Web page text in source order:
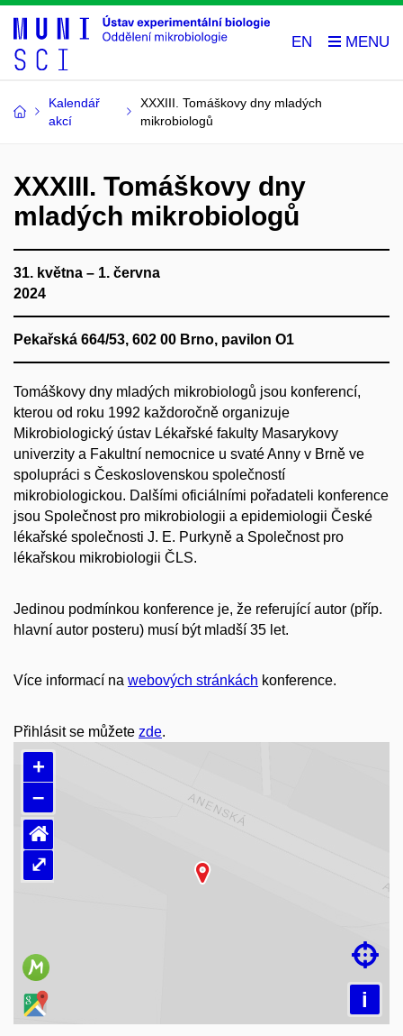
EN
Kalendář
akcí
XXXIII. Tomáškovy dny mladých
mikrobiologů
XXXIII. Tomáškovy dny
mladých mikrobiologů
31. května – 1. června
2024
Pekařská 664/53, 602 00 Brno, pavilon O1
Tomáškovy dny mladých mikrobiologů jsou konferencí,
kterou od roku 1992 každoročně organizuje
Mikrobiologický ústav Lékařské fakulty Masarykovy
univerzity a Fakultní nemocnice u svaté Anny v Brně ve
spolupráci s Československou společností
mikrobiologickou. Dalšími oficiálními pořadateli konference
jsou Společnost pro mikrobiologii a epidemiologii České
lékařské společnosti J. E. Purkyně a Společnost pro
lékařskou mikrobiologii ČLS.
Jedinou podmínkou konference je, že referující autor (příp.
hlavní autor posteru) musí být mladší 35 let.
Více informací na webových stránkách konference.
Přihlásit se můžete zde.
+
–
i

⌂
⤢